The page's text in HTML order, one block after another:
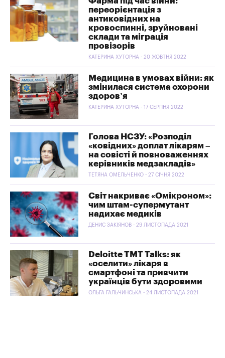
переорієнтація з
антиковідних на
кровоспинні, зруйновані
склади та міграція
провізорів
КАТЕРИНА ХУТОРНА - 20 ЖОВТНЯ 2022
Медицина в умовах війни: як
змінилася система охорони
здоров’я
КАТЕРИНА ХУТОРНА - 17 СЕРПНЯ 2022
Голова НСЗУ: «Розподіл
«ковідних» доплат лікарям –
на совісті й повноваженнях
керівників медзакладів»
ТЕТЯНА ОМЕЛЬЧЕНКО - 27 СІЧНЯ 2022
Світ накриває «Омікроном»:
чим штам-супермутант
надихає медиків
ДЕНИС ЗАКІЯНОВ - 29 ЛИСТОПАДА 2021
Deloitte TMT Talks: як
«оселити» лікаря в
смартфоні та привчити
українців бути здоровими
ОЛЬГА ГАЛЬЧИНСЬКА - 24 ЛИСТОПАДА 2021